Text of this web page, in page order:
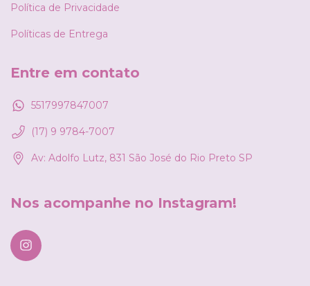
Política de Privacidade
Políticas de Entrega
Entre em contato
5517997847007
(17) 9 9784-7007
Av: Adolfo Lutz, 831 São José do Rio Preto SP
Nos acompanhe no Instagram!